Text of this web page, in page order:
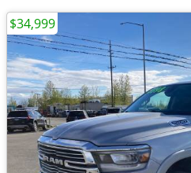
$34,999